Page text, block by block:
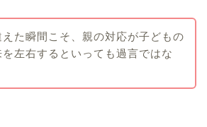
えた瞬間こそ、親の対応が子どもの
を左右するといっても過言ではな